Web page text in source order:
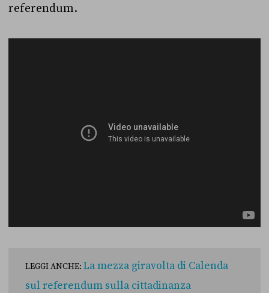
referendum.
LEGGI ANCHE: La mezza giravolta di Calenda
sul referendum sulla cittadinanza